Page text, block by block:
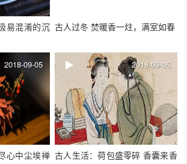
易混淆的沉 古人过冬 焚暖香一炷，满室如春
心中尘埃禅
2018-09-05
古人生活：荷包盛零碎 香囊来香
2018-09-05